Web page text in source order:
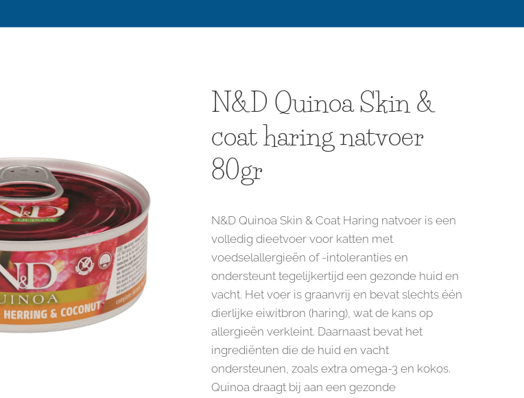
N&D Quinoa Skin &
coat haring natvoer
80gr
N&D Quinoa Skin & Coat Haring natvoer is een
volledig dieetvoer voor katten met
voedselallergieën of -intoleranties en
ondersteunt tegelijkertijd een gezonde huid en
vacht. Het voer is graanvrij en bevat slechts één
dierlijke eiwitbron (haring), wat de kans op
allergieën verkleint. Daarnaast bevat het
ingrediënten die de huid en vacht
ondersteunen, zoals extra omega-3 en kokos.
Quinoa draagt bij aan een gezonde